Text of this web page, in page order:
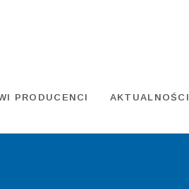
PRODUCENCI AKTUALNOŚCI